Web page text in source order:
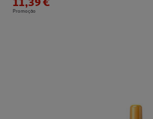
Promoção